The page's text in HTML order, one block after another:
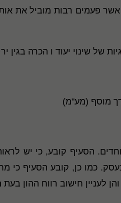
פעמים רבות מוביל את
של שינוי יעוד ו הכרה בגין
מוסף (מע"מ)
כמו כן, קובע הסעיף כי